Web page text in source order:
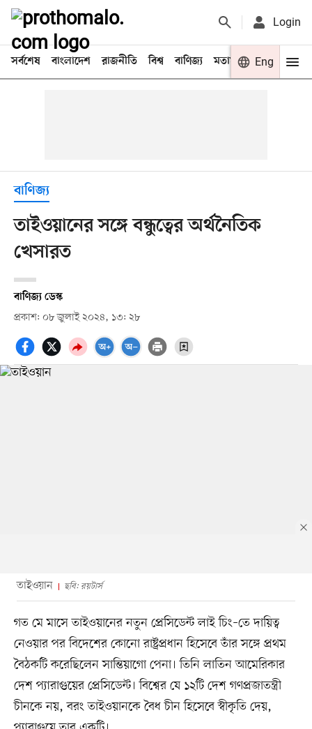
Login
সর্বশেষ বাংলাদেশ রাজনীতি বিশ্ব বাণিজ্য মতামত খেলা
Eng
বাণিজ্য
তাইওয়ানের সঙ্গে বন্ধুত্বের অর্থনৈতিক
খেসারত
বাণিজ্য ডেস্ক
প্রকাশ: ০৮ জুলাই ২০২৪, ১৩: ২৮
তাইওয়ান ছবি: রয়টার্স
গত মে মাসে তাইওয়ানের নতুন প্রেসিডেন্ট লাই চিং–তে দায়িত্ব
নেওয়ার পর বিদেশের কোনো রাষ্ট্রপ্রধান হিসেবে তাঁর সঙ্গে প্রথম
বৈঠকটি করেছিলেন সান্তিয়াগো পেনা। তিনি লাতিন আমেরিকার
দেশ প্যারাগুয়ের প্রেসিডেন্ট। বিশ্বের যে ১২টি দেশ গণপ্রজাতন্ত্রী
চীনকে নয়, বরং তাইওয়ানকে বৈধ চীন হিসেবে স্বীকৃতি দেয়,